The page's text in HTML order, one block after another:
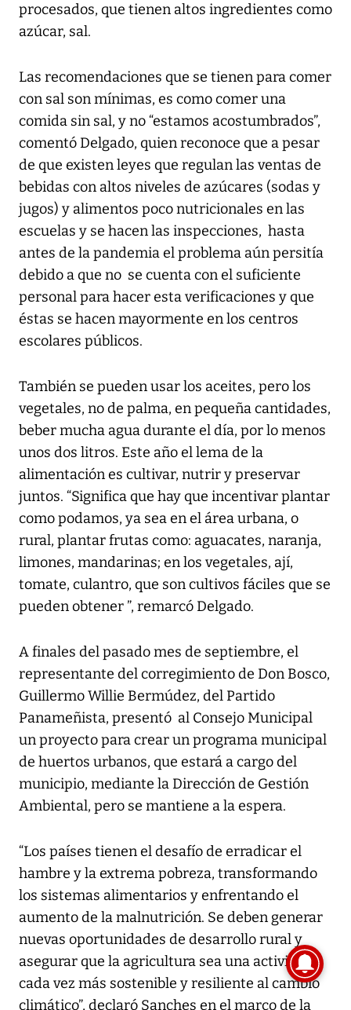
procesados, que tienen altos ingredientes como
azúcar, sal.
Las recomendaciones que se tienen para comer
con sal son mínimas, es como comer una
comida sin sal, y no “estamos acostumbrados”,
comentó Delgado, quien reconoce que a pesar
de que existen leyes que regulan las ventas de
bebidas con altos niveles de azúcares (sodas y
jugos) y alimentos poco nutricionales en las
escuelas y se hacen las inspecciones, hasta
antes de la pandemia el problema aún persitía
debido a que no se cuenta con el suficiente
personal para hacer esta verificaciones y que
éstas se hacen mayormente en los centros
escolares públicos.
También se pueden usar los aceites, pero los
vegetales, no de palma, en pequeña cantidades,
beber mucha agua durante el día, por lo menos
unos dos litros. Este año el lema de la
alimentación es cultivar, nutrir y preservar
juntos. “Significa que hay que incentivar plantar
como podamos, ya sea en el área urbana, o
rural, plantar frutas como: aguacates, naranja,
limones, mandarinas; en los vegetales, ají,
tomate, culantro, que son cultivos fáciles que se
pueden obtener ”, remarcó Delgado.
A finales del pasado mes de septiembre, el
representante del corregimiento de Don Bosco,
Guillermo Willie Bermúdez, del Partido
Panameñista, presentó al Consejo Municipal
un proyecto para crear un programa municipal
de huertos urbanos, que estará a cargo del
municipio, mediante la Dirección de Gestión
Ambiental, pero se mantiene a la espera.
“Los países tienen el desafío de erradicar el
hambre y la extrema pobreza, transformando
los sistemas alimentarios y enfrentando el
aumento de la malnutrición. Se deben generar
nuevas oportunidades de desarrollo rural y
asegurar que la agricultura sea una actividad
cada vez más sostenible y resiliente al cambio
climático”, declaró Sanches en el marco de la